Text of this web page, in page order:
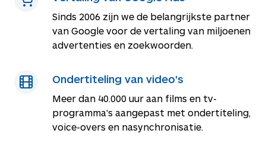
Sinds 2006 zijn we de belangrijkste partner
van Google voor de vertaling van miljoenen
advertenties en zoekwoorden.
Ondertiteling van video's
Meer dan 40.000 uur aan films en tv-
programma's aangepast met ondertiteling,
voice-overs en nasynchronisatie.